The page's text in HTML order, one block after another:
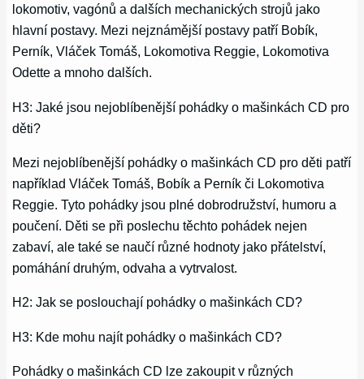
lokomotiv, vagónů a dalších mechanických strojů jako
hlavní postavy. Mezi nejznámější postavy patří Bobík,
Perník, Vláček Tomáš, Lokomotiva Reggie, Lokomotiva
Odette a mnoho dalších.
H3: Jaké jsou nejoblíbenější pohádky o mašinkách CD pro
děti?
Mezi nejoblíbenější pohádky o mašinkách CD pro děti patří
například Vláček Tomáš, Bobík a Perník či Lokomotiva
Reggie. Tyto pohádky jsou plné dobrodružství, humoru a
poučení. Děti se při poslechu těchto pohádek nejen
zabaví, ale také se naučí různé hodnoty jako přátelství,
pomáhání druhým, odvaha a vytrvalost.
H2: Jak se poslouchají pohádky o mašinkách CD?
H3: Kde mohu najít pohádky o mašinkách CD?
Pohádky o mašinkách CD lze zakoupit v různých